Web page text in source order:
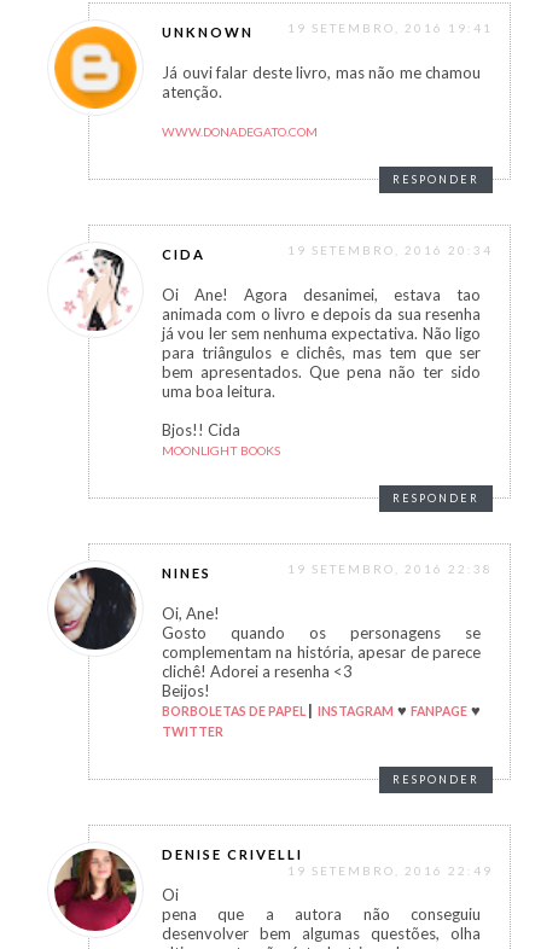
UNKNOWN 19 SETEMBRO, 2016 19:41
Já ouvi falar deste livro, mas não me chamou
atenção.
WWW.DONADEGATO.COM
RESPONDER
CIDA 19 SETEMBRO, 2016 20:34
Oi Ane! Agora desanimei, estava tao
animada com o livro e depois da sua resenha
já vou ler sem nenhuma expectativa. Não ligo
para triângulos e clichês, mas tem que ser
bem apresentados. Que pena não ter sido
uma boa leitura.
Bjos!! Cida
MOONLIGHT BOOKS
RESPONDER
NINES 19 SETEMBRO, 2016 22:38
Oi, Ane!
Gosto quando os personagens se
complementam na história, apesar de parece
clichê! Adorei a resenha <3
Beijos!
BORBOLETAS DE PAPEL | INSTAGRAM ♥ FANPAGE♥
TWITTER
RESPONDER
DENISE CRIVELLI
19 SETEMBRO, 2016 22:49
Oi
pena que a autora não conseguiu
desenvolver bem algumas questões, olha